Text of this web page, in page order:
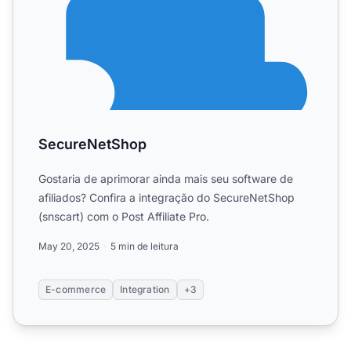
SecureNetShop
Gostaria de aprimorar ainda mais seu software de
afiliados? Confira a integração do SecureNetShop
(snscart) com o Post Affiliate Pro.
May 20, 2025 5 min de leitura
E-commerce Integration +3